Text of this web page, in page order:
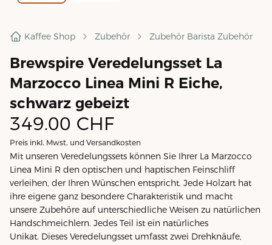
Kaffee Shop Zubehör Zubehör Barista Zubehör
Brewspire Veredelungsset La
Marzocco Linea Mini R Eiche,
schwarz gebeizt
349.00 CHF
Preis inkl. Mwst. und Versandkosten
Mit unseren Veredelungssets können Sie Ihrer La Marzocco
Linea Mini R den optischen und haptischen Feinschliff
verleihen, der Ihren Wünschen entspricht. Jede Holzart hat
ihre eigene ganz besondere Charakteristik und macht
unsere Zubehöre auf unterschiedliche Weisen zu natürlichen
Handschmeichlern. Jedes Teil ist ein natürliches
Unikat. Dieses Veredelungsset umfasst zwei Drehknäufe,